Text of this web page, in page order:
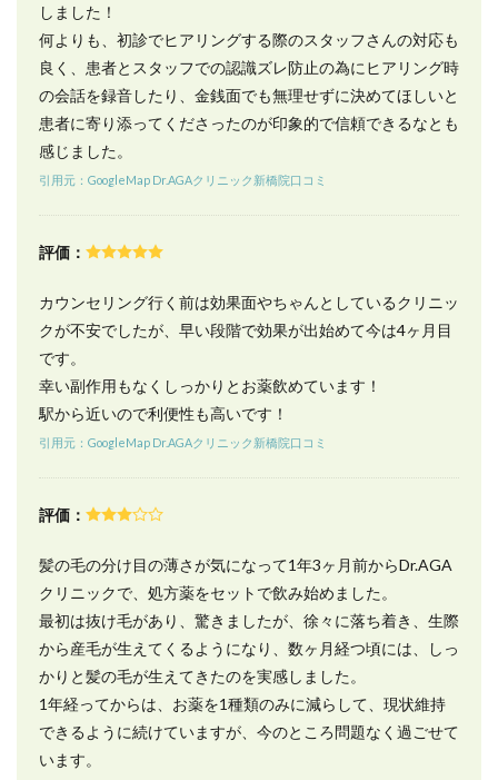
しました！
何よりも、初診でヒアリングする際のスタッフさんの対応も
良く、患者とスタッフでの認識ズレ防止の為にヒアリング時
の会話を録音したり、金銭面でも無理せずに決めてほしいと
患者に寄り添ってくださったのが印象的で信頼できるなとも
感じました。
引用元：GoogleMap Dr.AGAクリニック新橋院口コミ
評価：
カウンセリング行く前は効果面やちゃんとしているクリニッ
クが不安でしたが、早い段階で効果が出始めて今は4ヶ月目
です。
幸い副作用もなくしっかりとお薬飲めています！
駅から近いので利便性も高いです！
引用元：GoogleMap Dr.AGAクリニック新橋院口コミ
評価：
髪の毛の分け目の薄さが気になって1年3ヶ月前からDr.AGA
クリニックで、処方薬をセットで飲み始めました。
最初は抜け毛があり、驚きましたが、徐々に落ち着き、生際
から産毛が生えてくるようになり、数ヶ月経つ頃には、しっ
かりと髪の毛が生えてきたのを実感しました。
1年経ってからは、お薬を1種類のみに減らして、現状維持
できるように続けていますが、今のところ問題なく過ごせて
います。